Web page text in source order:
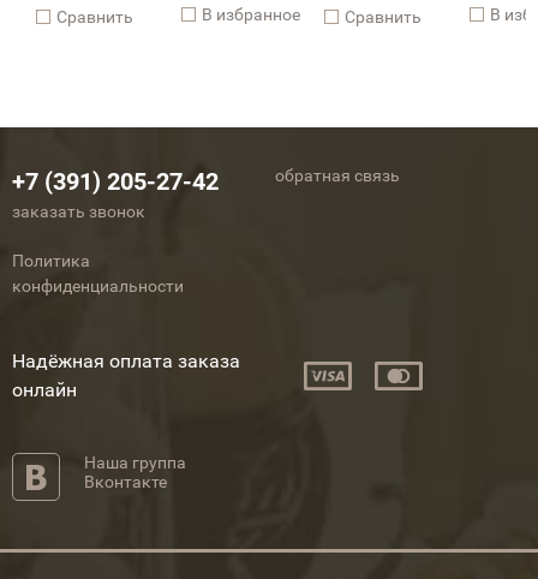
Cравнить В избранное Cравнить В
+7 (391) 205-27-42
заказать звонок
обратная связь
Политика
конфиденциальности
Надёжная оплата заказа
онлайн
Наша группа
Вконтакте